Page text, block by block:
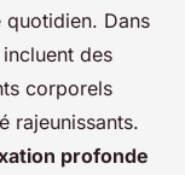
quotidien. Dans
des
corporels
rajeunissants.
profonde